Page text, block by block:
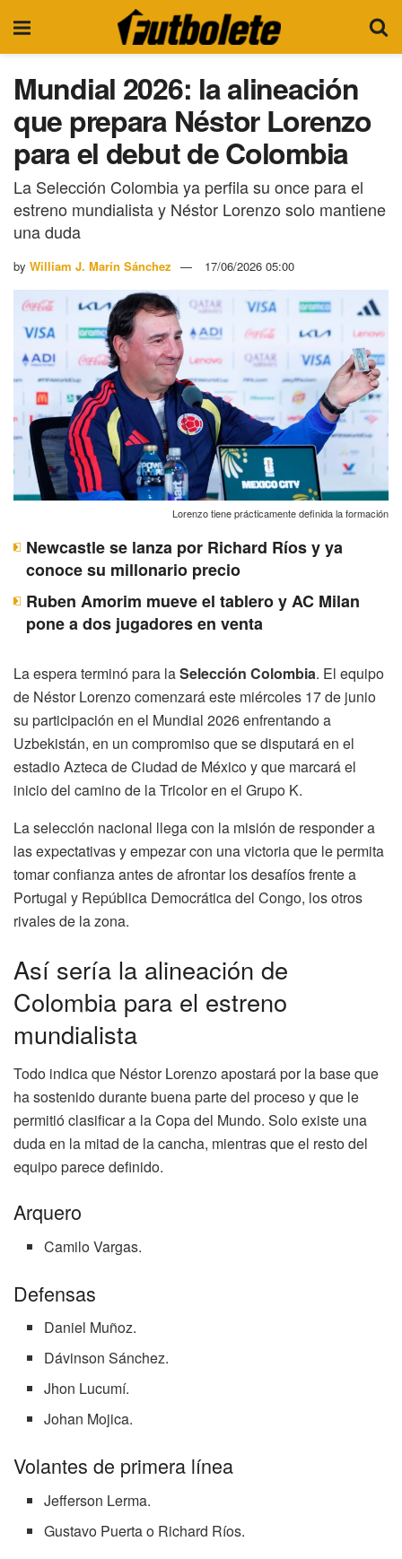
Mundial 2026: la alineación
que prepara Néstor Lorenzo
para el debut de Colombia
La Selección Colombia ya perfila su once para el
estreno mundialista y Néstor Lorenzo solo mantiene
una duda
by William J. Marín Sánchez 17/06/2026 05:00
Lorenzo tiene prácticamente definida la formación
Newcastle se lanza por Richard Ríos y ya
conoce su millonario precio
Ruben Amorim mueve el tablero y AC Milan
pone a dos jugadores en venta
La espera terminó para laSelección Colombia. El equipo
de Néstor Lorenzo comenzará este miércoles 17 de junio
su participación en el Mundial 2026 enfrentando a
Uzbekistán, en un compromiso que se disputará en el
estadio Azteca de Ciudad de México y que marcará el
inicio del camino de la Tricolor en el Grupo K.
La selección nacional llega con la misión de responder a
las expectativas y empezar con una victoria que le permita
tomar confianza antes de afrontar los desafíos frente a
Portugal y República Democrática del Congo, los otros
rivales de la zona.
Así sería la alineación de
Colombia para el estreno
mundialista
Todo indica que Néstor Lorenzo apostará por la base que
ha sostenido durante buena parte del proceso y que le
permitió clasificar a la Copa del Mundo. Solo existe una
duda en la mitad de la cancha, mientras que el resto del
equipo parece definido.
Arquero
Camilo Vargas.
Defensas
Daniel Muñoz.
Dávinson Sánchez.
Jhon Lucumí.
Johan Mojica.
Volantes de primera línea
Jefferson Lerma.
Gustavo Puerta o Richard Ríos.